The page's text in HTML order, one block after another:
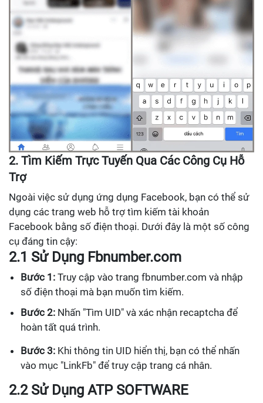
2. Tìm Kiếm Trực Tuyến Qua Các Công Cụ Hỗ
Trợ
Ngoài việc sử dụng ứng dụng Facebook, bạn có thể sử
dụng các trang web hỗ trợ tìm kiếm tài khoản
Facebook bằng số điện thoại. Dưới đây là một số công
cụ đáng tin cậy:
2.1 Sử Dụng Fbnumber.com
Bước 1: Truy cập vào trang fbnumber.com và nhập
số điện thoại mà bạn muốn tìm kiếm.
Bước 2: Nhấn "Tìm UID" và xác nhận recaptcha để
hoàn tất quá trình.
Bước 3: Khi thông tin UID hiển thị, bạn có thể nhấn
vào mục "LinkFb" để truy cập trang cá nhân.
2.2 Sử Dụng ATP SOFTWARE